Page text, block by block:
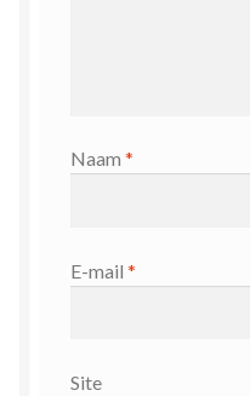
Naam *
E-mail *
Site